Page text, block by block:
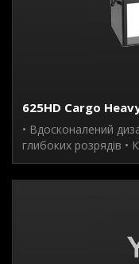
625HD Cargo
• Вдосконалений
глибоких розрядів •